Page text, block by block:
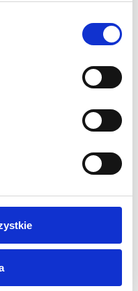
x 1200 (szer.) x 300
dla łatwego
narzędzi